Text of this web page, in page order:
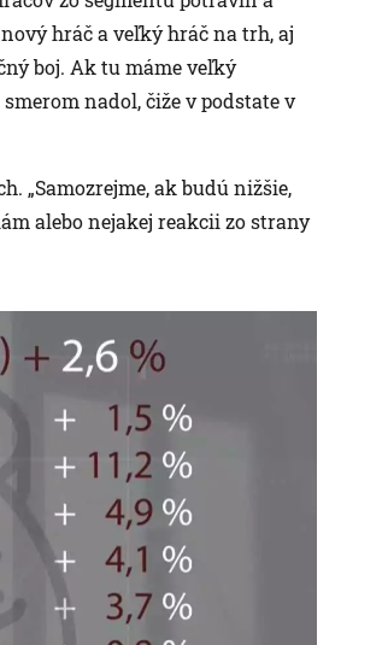
hráč a veľký hráč na trh, aj
boj. Ak tu máme veľký
nadol, čiže v podstate v
„Samozrejme, ak budú nižšie,
alebo nejakej reakcii zo strany